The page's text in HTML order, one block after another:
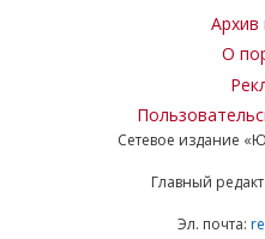
Архив
О
Сетевое издание
Главный
Эл. почта: